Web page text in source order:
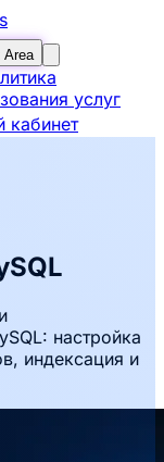
Area
услуг
кабинет
настройка
индексация и